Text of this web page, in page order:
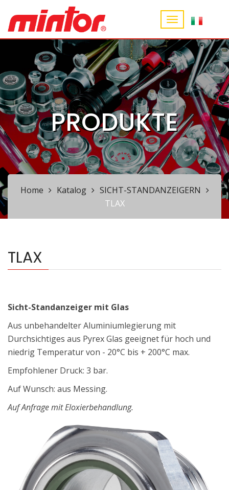
PRODUKTE
Home Katalog
SICHT-STANDANZEIGERN
TLAX
TLAX
Sicht-Standanzeiger mit Glas
Aus unbehandelter Aluminiumlegierung mit
Durchsichtiges aus Pyrex Glas geeignet für hoch und
niedrig Temperatur von - 20°C bis + 200°C max.
Empfohlener Druck: 3 bar.
Auf Wunsch: aus Messing.
Auf Anfrage mit Eloxierbehandlung.